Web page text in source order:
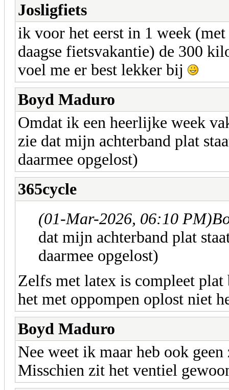
Josligfiets
ik voor het eerst in 1 week
daagse fietsvakantie) de 300
voel me er best lekker bij
Boyd Maduro
Omdat ik een heerlijke week
zie dat mijn achterband plat
daarmee opgelost)
365cycle
(01-Mar-2026, 06:10 PM)
dat mijn achterband plat
daarmee opgelost)
Zelfs met latex is compleet plat
het met oppompen oplost niet
Boyd Maduro
Nee weet ik maar heb ook
Misschien zit het ventiel